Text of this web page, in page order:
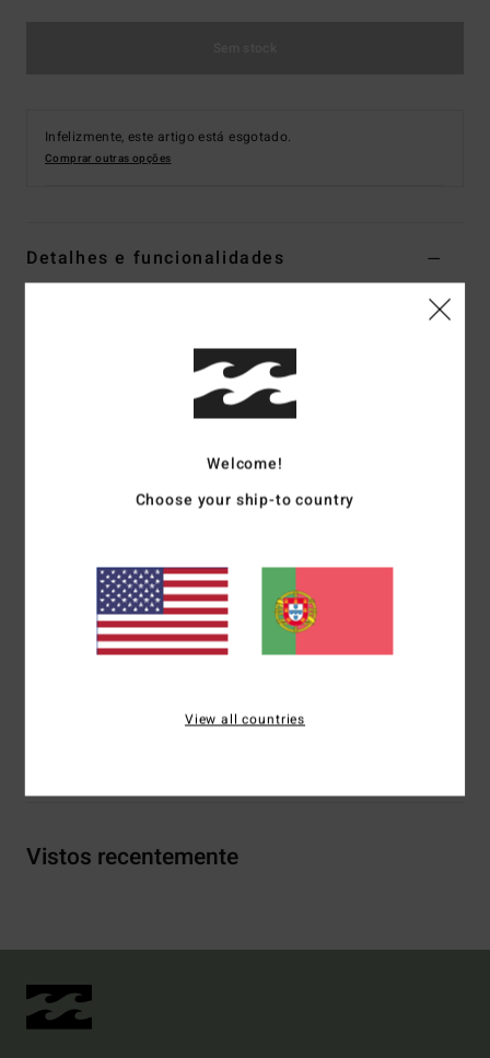
Infelizmente, este artigo está esgotado.
Comprar outras opções
Detalhes e funcionalidades
Código de Cor
Cotton gauze fabric
Floaty fit
Closure:Matching fabric tie closure
Branding:Metal plate
Other Features: Split on front neck
Vistos recentemente
Welcome!
Choose your ship-to country
View all countries